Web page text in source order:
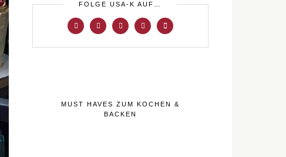
FOLGE USA-K AUF…
MUST HAVES ZUM KOCHEN &
BACKEN